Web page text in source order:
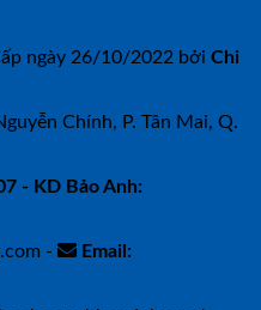
ngày 26/10/2022 bởi Chi
Chính, P. Tân Mai, Q.
- KD Bảo Anh:
-
Email: